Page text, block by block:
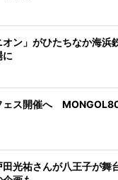
オン」がひたちなか海浜
に
ェス開催へ
光祐さんが八王子が舞